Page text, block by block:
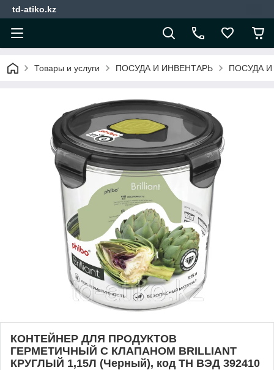
td-atiko.kz
Товары и услуги ПОСУДА И ИНВЕНТАРЬ ПОСУДА
КОНТЕЙНЕР ДЛЯ ПРОДУКТОВ
ГЕРМЕТИЧНЫЙ С КЛАПАНОМ BRILLIANT
КРУГЛЫЙ 1,15Л (Черный), код ТН ВЭД 392410